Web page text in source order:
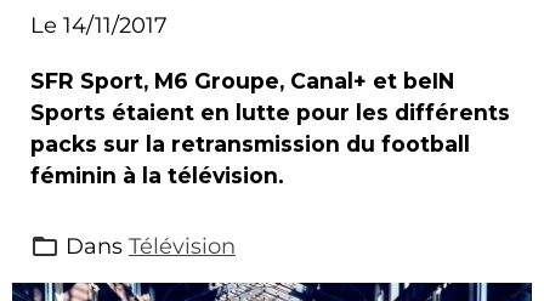
Le 14/11/2017
SFR Sport, M6 Groupe, Canal+ et beIN
Sports étaient en lutte pour les différents
packs sur la retransmission du football
féminin à la télévision.
Dans Télévision